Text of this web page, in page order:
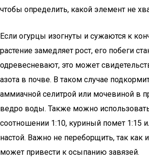
чтобы определить, какой элемент не
Если огурцы изогнуты и сужаются к
растение замедляет рост, его побеги
одревесневают, это может
азота в почве. В таком случае
аммиачной селитрой или мочевиной в
ведро воды. Также можно
соотношении 1:10, куриный помет 1:15
настой. Важно не переборщить, так как
может привести к осыпанию завязей.